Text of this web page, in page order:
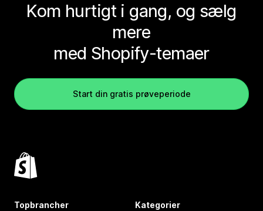
Kom hurtigt i gang, og sælg
mere
med Shopify-temaer
Start din gratis prøveperiode
Topbrancher Kategorier